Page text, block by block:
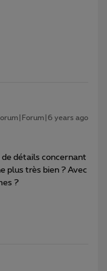
years ago
détails concernant
plus très bien ? Avec
?